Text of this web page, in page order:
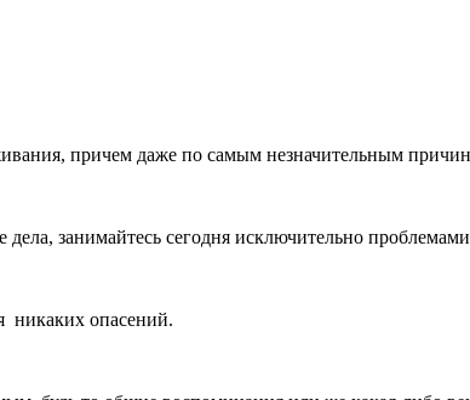
причем даже по самым незначительным
дела, занимайтесь сегодня исключительно
никаких опасений.